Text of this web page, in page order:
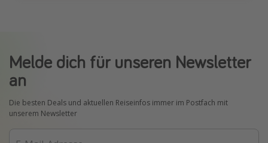
Melde dich für unseren Newsletter
an
Die besten Deals und aktuellen Reiseinfos immer im Postfach mit
unserem Newsletter